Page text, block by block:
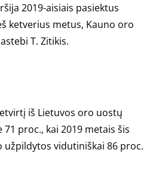
2019-aisiais pasiektus
ketverius metus, Kauno oro
T. Zitikis.
iš Lietuvos oro uostų
proc., kai 2019 metais šis
vidutiniškai 86 proc.